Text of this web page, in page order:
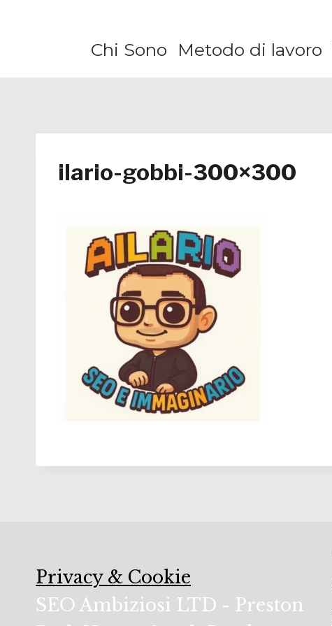
Chi Sono Metodo di lavoro
ilario-gobbi-300×300
Privacy & Cookie
SEO Ambiziosi LTD - Preston